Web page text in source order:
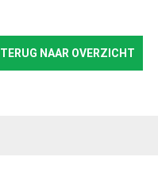
TERUG NAAR OVERZICHT